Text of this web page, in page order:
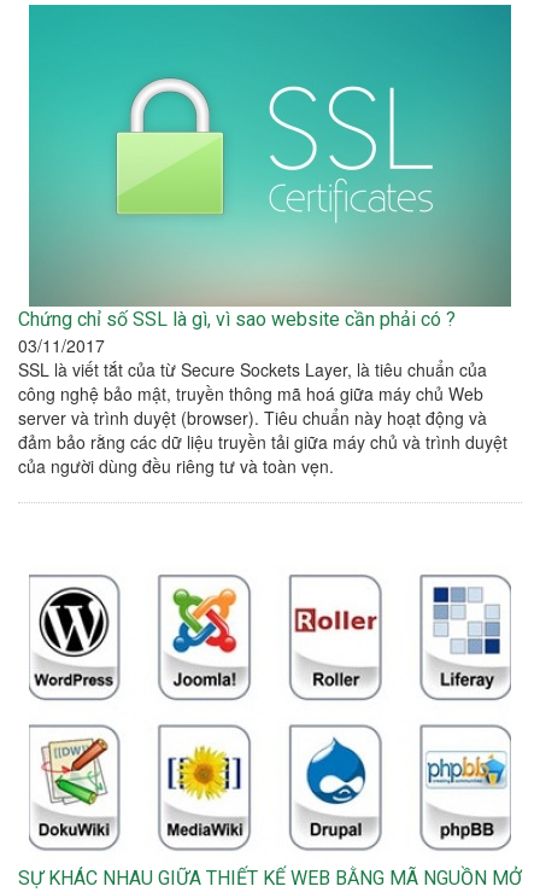
Chứng chỉ số SSL là gì, vì sao website cần phải có ?
03/11/2017
SSL là viết tắt của từ Secure Sockets Layer, là tiêu chuẩn của
công nghệ bảo mật, truyền thông mã hoá giữa máy chủ Web
server và trình duyệt (browser). Tiêu chuẩn này hoạt động và
đảm bảo rằng các dữ liệu truyền tải giữa máy chủ và trình duyệt
của người dùng đều riêng tư và toàn vẹn.
SỰ KHÁC NHAU GIỮA THIẾT KẾ WEB BẰNG MÃ NGUỒN MỞ